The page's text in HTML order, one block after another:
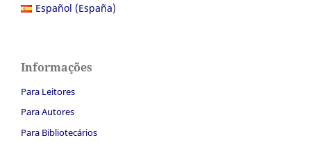
Español (España)
Informações
Para Leitores
Para Autores
Para Bibliotecários